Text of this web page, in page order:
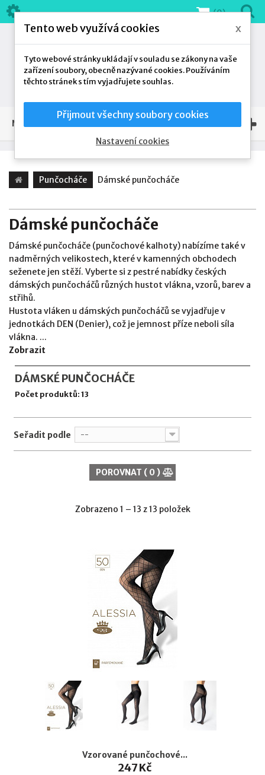
(0)
NAŠE NABÍDKA
Punčocháče Dámské punčocháče
Dámské punčocháče
Dámské punčocháče (punčochové kalhoty) nabízíme také v
nadměrných velikostech, které v kamenných obchodech
seženete jen stěží. Vyberte si z pestré nabídky českých
dámských punčocháčů různých hustot vlákna, vzorů, barev a
střihů.
Hustota vláken u dámských punčocháčů se vyjadřuje v
jednotkách DEN (Denier), což je jemnost příze neboli síla
vlákna. ...
Zobrazit
DÁMSKÉ PUNČOCHÁČE
Počet produktů: 13
Seřadit podle --
POROVNAT ( 0)
Zobrazeno 1 – 13 z 13 položek
Vzorované punčochové...
247 Kč
Tento web využívá cookies x
Tyto webové stránky ukládají v souladu se zákony na vaše
zařízení soubory, obecně nazývané cookies. Používáním
těchto stránek s tím vyjadřujete souhlas.
Přijmout všechny soubory cookies
Nastavení cookies